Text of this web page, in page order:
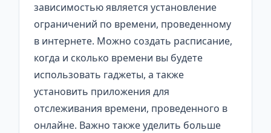
зависимостью является установление
ограничений по времени, проведенному
в интернете. Можно создать расписание,
когда и сколько времени вы будете
использовать гаджеты, а также
установить приложения для
отслеживания времени, проведенного в
онлайне. Важно также уделить больше